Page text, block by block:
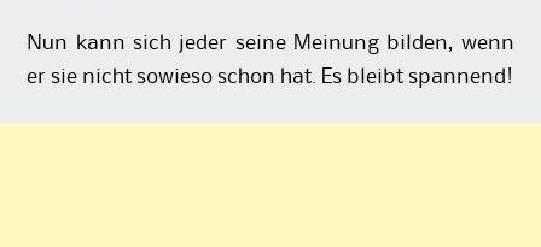
Nun kann sich jeder seine Meinung bilden, wenn
er sie nicht sowieso schon hat. Es bleibt spannend!